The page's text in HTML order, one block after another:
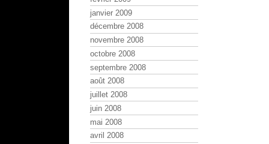
janvier 2009
décembre 2008
novembre 2008
octobre 2008
septembre 2008
août 2008
juillet 2008
juin 2008
mai 2008
avril 2008